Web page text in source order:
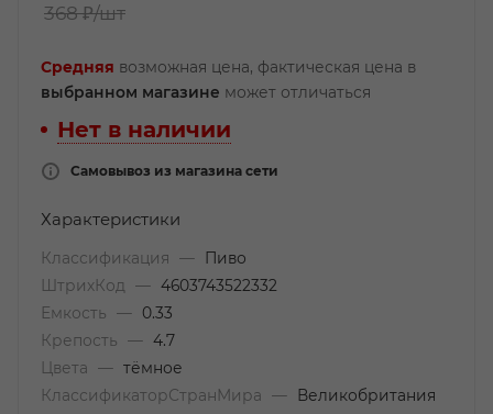
368 ₽/шт
Средняя возможная цена, фактическая цена в
выбранном магазине может отличаться
Нет в наличии
Самовывоз из магазина сети
Характеристики
Классификация —
Пиво
ШтрихКод
— 4603743522332
Емкость
—
0.33
Крепость
— 4.7
Цвета
— тёмное
КлассификаторСтранМира
— Великобритания